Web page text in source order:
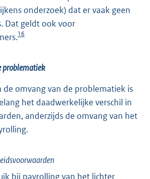
onderzoek) dat er vaak geen
Dat geldt ook voor
16
problematiek
de omvang van de problematiek is
het daadwerkelijke verschil in
anderzijds de omvang van het
bij payrolling van het lichter